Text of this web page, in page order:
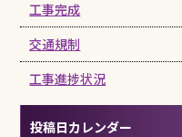
工事完成
交通規制
工事進捗状況
投稿日カレンダー